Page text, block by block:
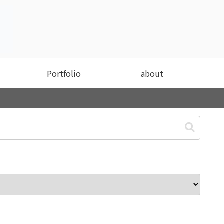
Portfolio about